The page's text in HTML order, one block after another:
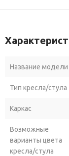
Название модели
Тип кресла/стула
Каркас
Возможные
варианты цвета
кресла/стула